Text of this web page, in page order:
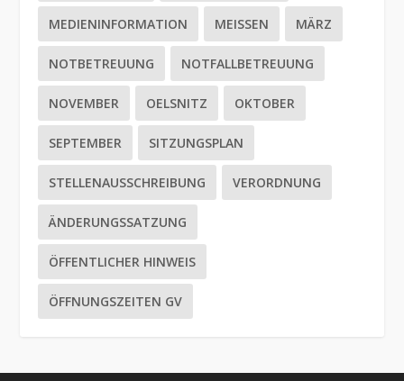
MEDIENINFORMATION MEISSEN MÄRZ
NOTBETREUUNG NOTFALLBETREUUNG
NOVEMBER OELSNITZ OKTOBER
SEPTEMBER SITZUNGSPLAN
STELLENAUSSCHREIBUNG VERORDNUNG
ÄNDERUNGSSATZUNG
ÖFFENTLICHER HINWEIS
ÖFFNUNGSZEITEN GV